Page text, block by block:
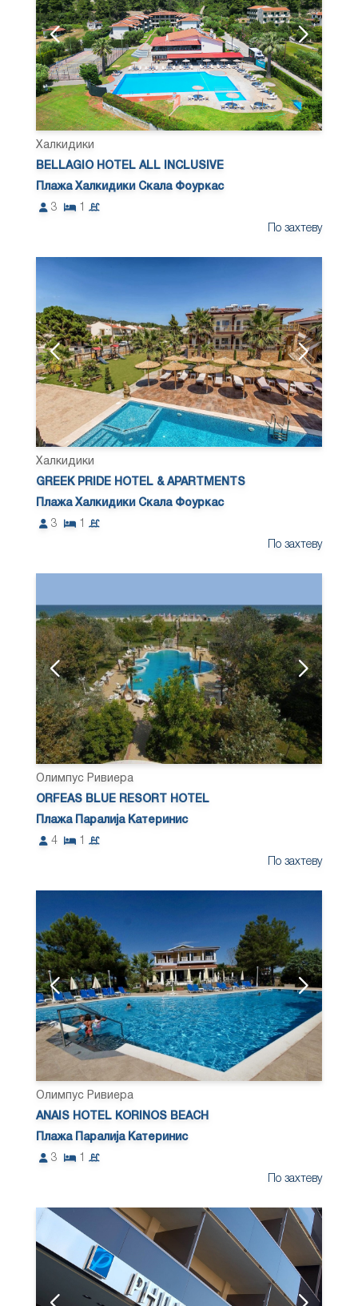
Халкидики
BELLAGIO HOTEL ALL INCLUSIVE
Плажа Халкидики Скала Фоуркас
3
1
По захтеву
Халкидики
GREEK PRIDE HOTEL & APARTMENTS
Плажа Халкидики Скала Фоуркас
3
1
По захтеву
Олимпус Ривиера
ORFEAS BLUE RESORT HOTEL
Плажа Паралија Катеринис
4
1
По захтеву
Олимпус Ривиера
ANAIS HOTEL KORINOS BEACH
Плажа Паралија Катеринис
3
1
По захтеву